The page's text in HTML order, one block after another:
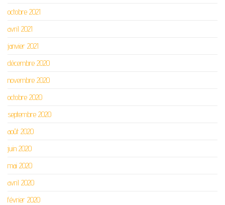
octobre 2021
avril 2021
janvier 2021
décembre 2020
novembre 2020
octobre 2020
septembre 2020
août 2020
juin 2020
mai 2020
avril 2020
février 2020